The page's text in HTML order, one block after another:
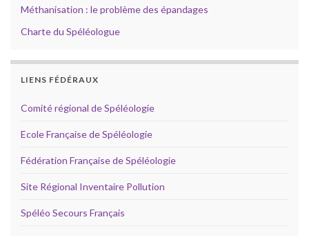
Méthanisation : le problème des épandages
Charte du Spéléologue
LIENS FÉDÉRAUX
Comité régional de Spéléologie
Ecole Française de Spéléologie
Fédération Française de Spéléologie
Site Régional Inventaire Pollution
Spéléo Secours Français